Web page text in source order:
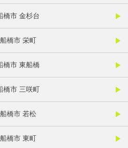
橋市 金杉台
船橋市 栄町
橋市 東船橋
橋市 三咲町
船橋市 若松
船橋市 東町